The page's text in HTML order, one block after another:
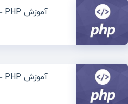
آموزش PHP – کار با حلقه ها در PHP
آموزش PHP – کار با آرایه ها در PHP